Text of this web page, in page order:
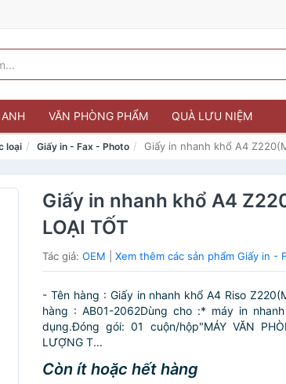
VĂN PHÒNG PHẨM QUÀ LƯU NIỆM
loại Giấy in - Fax - Photo Giấy in nhanh khổ A4
Giấy in nhanh khổ A4
LOẠI TỐT
Tác giả:OEM |Xem thêm các sản phẩm Giấy in -
- Tên hàng : Giấy in nhanh khổ A4 Riso
hàng : AB01-2062Dùng cho :* máy in
dụng.Đóng gói: 01 cuộn/hộp"MÁY VĂN
LƯỢNG T...
Còn ít hoặc hết hàng